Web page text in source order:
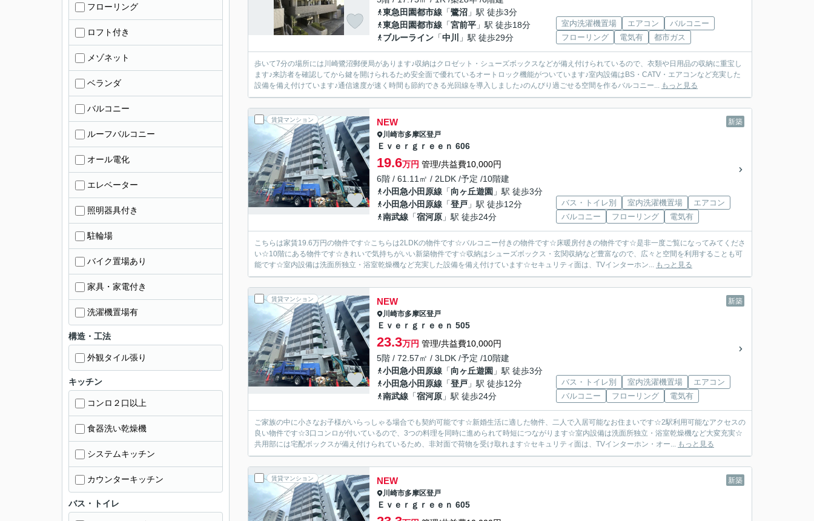
東急田園都市線 「鷺沼 」駅 徒歩3分
東急田園都市線 「宮前平 」駅 徒歩18分
ブルーライン 「中川 」駅 徒歩29分
室内洗濯機置場 エアコン
バルコニー
フローリング
電気有 都市ガス
歩いて7分の場所には川崎鷺沼郵便局があります♪収納はクロゼット・シューズボックスなどが備え付けられているので、衣類や日用品の収納に重宝し
ます♪来訪者を確認してから鍵を開けられるため安全面で優れているオートロック機能がついています♪室内設備はBS・CATV・エアコンなど充実した
設備を備え付けています♪通信速度が速く時間も節約できる光回線を導入しました♪のんびり過ごせる空間を作るバルコニー... もっと見る
賃貸マンション 新築
NEW
川崎市多摩区登戸
Ｅｖｅｒｇｒｅｅｎ 606
19.6万円 管理/共益費10,000円
6階 / 61.11㎡ / 2LDK /予定 /10階建
小田急小田原線 「向ヶ丘遊園 」駅 徒歩3分
小田急小田原線 「登戸 」駅 徒歩12分
南武線 「宿河原 」駅 徒歩24分
バス・トイレ別 室内洗濯機置場
エアコン
バルコニー
フローリング 電気有
こちらは家賃19.6万円の物件です☆こちらは2LDKの物件です☆バルコニー付きの物件です☆床暖房付きの物件です☆是非一度ご覧になってみてくださ
い☆10階にある物件です☆きれいで気持ちがいい新築物件です☆収納はシューズボックス・玄関収納など豊富なので、広々と空間を利用することも可
能です☆室内設備は洗面所独立・浴室乾燥機など充実した設備を備え付けています☆セキュリティ面は、TVインターホン... もっと見る
賃貸マンション 新築
NEW
川崎市多摩区登戸
Ｅｖｅｒｇｒｅｅｎ 505
23.3万円 管理/共益費10,000円
5階 / 72.57㎡ / 3LDK /予定 /10階建
小田急小田原線 「向ヶ丘遊園 」駅 徒歩3分
小田急小田原線 「登戸 」駅 徒歩12分
南武線 「宿河原 」駅 徒歩24分
バス・トイレ別 室内洗濯機置場
エアコン
バルコニー
フローリング 電気有
ご家族の中に小さなお子様がいらっしゃる場合でも契約可能です☆新婚生活に適した物件、二人で入居可能なお住まいです☆2駅利用可能なアクセスの
良い物件です☆3口コンロが付いているので、3つの料理を同時に進められて時短につながります☆室内設備は洗面所独立・浴室乾燥機など大変充実☆
共用部には宅配ボックスが備え付けられているため、非対面で荷物を受け取れます☆セキュリティ面は、TVインターホン・オー... もっと見る
賃貸マンション 新築
NEW
川崎市多摩区登戸
Ｅｖｅｒｇｒｅｅｎ 605
フローリング
ロフト付き
メゾネット
ベランダ
バルコニー
ルーフバルコニー
オール電化
エレベーター
照明器具付き
駐輪場
バイク置場あり
家具・家電付き
洗濯機置場有
構造・工法
外観タイル張り
キッチン
コンロ２口以上
食器洗い乾燥機
システムキッチン
カウンターキッチン
バス・トイレ